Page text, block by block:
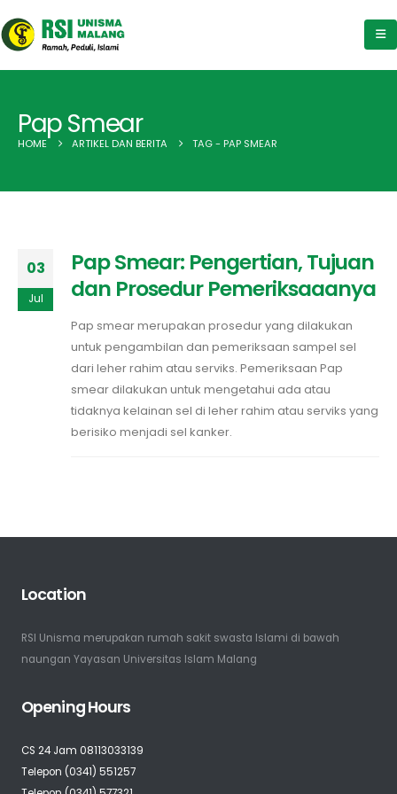
Pap Smear
HOME ARTIKEL DAN BERITA TAG - PAP SMEAR
03
Jul
Pap Smear: Pengertian, Tujuan
dan Prosedur Pemeriksaaanya
Pap smear merupakan prosedur yang dilakukan
untuk pengambilan dan pemeriksaan sampel sel
dari leher rahim atau serviks. Pemeriksaan Pap
smear dilakukan untuk mengetahui ada atau
tidaknya kelainan sel di leher rahim atau serviks yang
berisiko menjadi sel kanker.
Location
RSI Unisma merupakan rumah sakit swasta Islami di bawah
naungan Yayasan Universitas Islam Malang
Opening Hours
CS 24 Jam 08113033139
Telepon (0341) 551257